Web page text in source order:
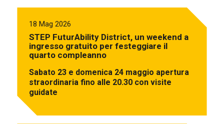
18 Mag 2026
STEP FuturAbility District, un weekend a
ingresso gratuito per festeggiare il
quarto compleanno
Sabato 23 e domenica 24 maggio apertura
straordinaria fino alle 20.30 con visite
guidate